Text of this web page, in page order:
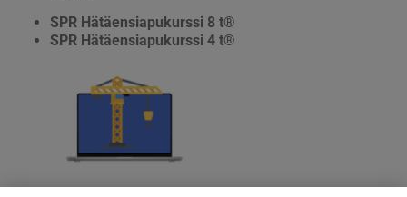
SPR Hätäensiapukurssi 8 t®
SPR Hätäensiapukurssi 4 t®